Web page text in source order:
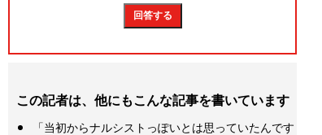
この記者は、他にもこんな記事を書いています
「当初からナルシストっぽいとは思っていたんです